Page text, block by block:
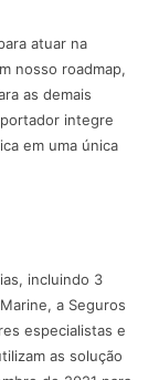
atuar na
nosso roadmap,
as demais
integre
em uma única
incluindo 3
a Seguros
especialistas e
as solução